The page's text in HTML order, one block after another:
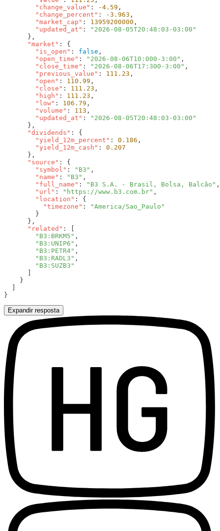
        "change_value"
: -4.59
        "change_percent"
: -3.963
        "market_cap"
: 13959200000
        "updated_at"
:
      "market"
        "is_open"
: false
        "open_time"
: "2026-08-06T10:000-3:00"
        "close_time"
: "2026-08-06T17:300-3:00"
        "previous_value"
: 111.23
        "open"
: 110.99
        "close"
: 111.23
        "high"
: 111.23
        "low"
: 106.79
        "volume"
: 113
        "updated_at"
:
      "dividends"
        "yield_12m_percent"
: 0.186
        "yield_12m_cash"
:
      "source"
        "symbol"
: "B3"
        "name"
: "B3"
        "full_name"
:
"B3 S.A. - Brasil, Bolsa, Balcão"
        "url"
: "https://www.b3.com.br"
        "location"
          "timezone"
:
      "related"
        "B3:BRKM5"
        "B3:UNIP6"
        "B3:PETR4"
        "B3:RADL3"
Expandir resposta